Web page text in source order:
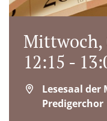
Mittwoch,
12:15 -
Lesesaal
Predigerchor